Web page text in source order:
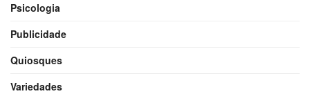
Psicologia
Publicidade
Quiosques
Variedades